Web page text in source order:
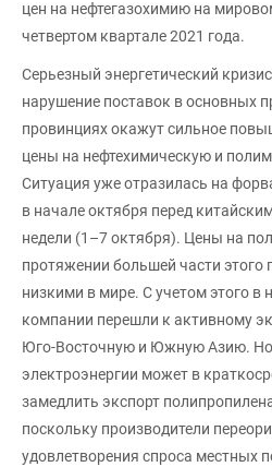
цен на нефтегазохимию на
четвертом квартале 2021 года.
Серьезный энергетический
нарушение поставок в основных
провинциях окажут сильное
цены на нефтехимическую и
Ситуация уже отразилась на
в начале октября перед
недели (1–7 октября). Цены на
протяжении большей части
низкими в мире. С учетом этого в
компании перешли к активному
Юго-Восточную и Южную Азию.
электроэнергии может в
замедлить экспорт
поскольку производители
удовлетворения спроса местных